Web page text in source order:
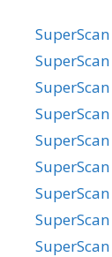
SuperScan
SuperScan
SuperScan
SuperScan
SuperScan
SuperScan
SuperScan
SuperScan
SuperScan